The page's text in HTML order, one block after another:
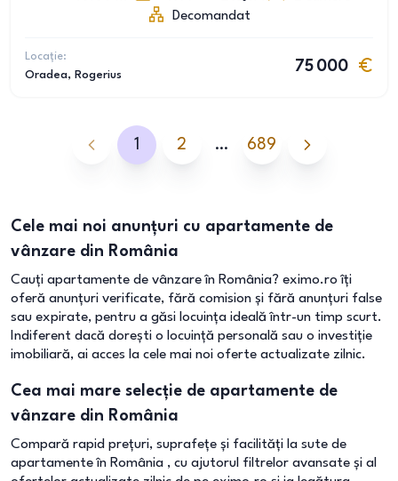
Decomandat
Locație:
Oradea, Rogerius
75 000
1 2 … 689
Cele mai noi anunțuri cu apartamente de
vânzare din România
Cauți apartamente de vânzare în România? eximo.ro îți
oferă anunțuri verificate, fără comision și fără anunțuri false
sau expirate, pentru a găsi locuința ideală într-un timp scurt.
Indiferent dacă dorești o locuință personală sau o investiție
imobiliară, ai acces la cele mai noi oferte actualizate zilnic.
Cea mai mare selecție de apartamente de
vânzare din România
Compară rapid prețuri, suprafețe și facilități la sute de
apartamente în România , cu ajutorul filtrelor avansate și al